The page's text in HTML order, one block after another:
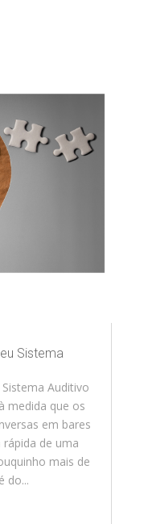
Sistema
Auditivo
medida que os
em bares
de uma
mais de
do...